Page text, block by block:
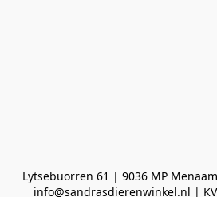
Lytsebuorren 61 | 9036 MP
info@sandrasdierenwinkel.nl |